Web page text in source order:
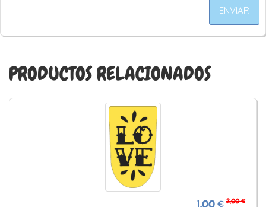
ENVIAR
PRODUCTOS RELACIONADOS
1,00 € 2,00 €